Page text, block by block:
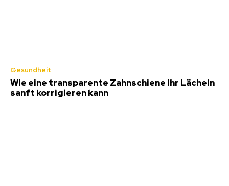
Gesundheit
Wie eine transparente Zahnschiene Ihr Lächeln
sanft korrigieren kann